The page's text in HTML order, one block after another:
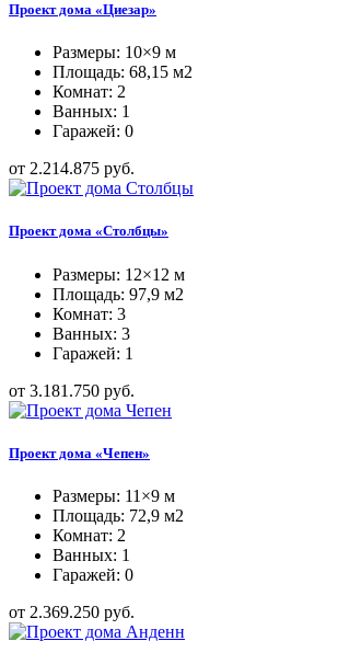
Проект дома «Циезар»
Размеры: 10×9 м
Площадь: 68,15 м2
Комнат: 2
Ванных: 1
Гаражей: 0
от 2.214.875 руб.
Проект дома «Столбцы»
Размеры: 12×12 м
Площадь: 97,9 м2
Комнат: 3
Ванных: 3
Гаражей: 1
от 3.181.750 руб.
Проект дома «Чепен»
Размеры: 11×9 м
Площадь: 72,9 м2
Комнат: 2
Ванных: 1
Гаражей: 0
от 2.369.250 руб.